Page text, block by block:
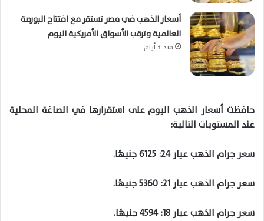
أسعار الذهب في مصر تستقر مع افتتاح البورصة
العالمية وترقب الأسواق الأمريكية اليوم
منذ 3 أيام
حافظت أسعار الذهب اليوم على استقرارها في الصاغة المحلية
عند المستويات التالية:
سعر جرام الذهب عيار 24: 6125 جنيهًا.
سعر جرام الذهب عيار 21: 5360 جنيهًا.
سعر جرام الذهب عيار 18: 4594 جنيهًا.